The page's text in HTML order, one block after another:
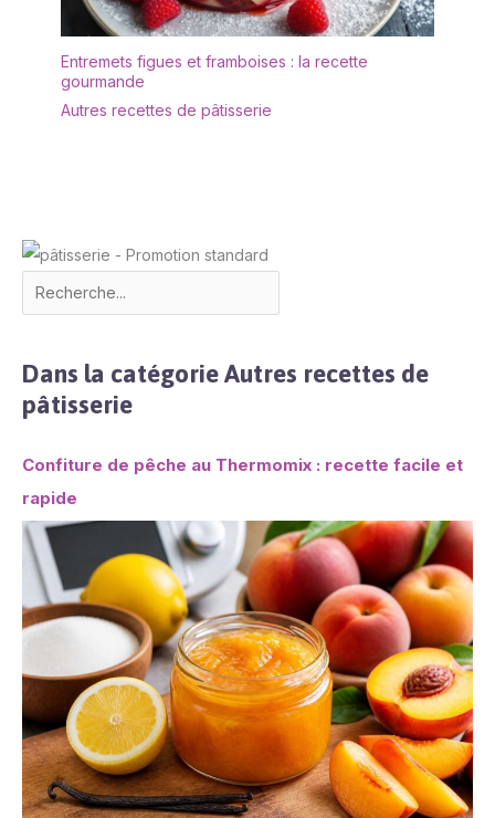
de ne pas le nettoyer au
nettoyage, il doit être
au sec. ✔[Remarque
les 24 heures.
Entremets figues et framboises : la recette
gourmande
Autres recettes de pâtisserie
Dans la catégorie Autres recettes de
pâtisserie
Confiture de pêche au Thermomix : recette facile et
rapide